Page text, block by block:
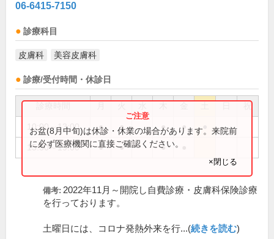
06-6415-7150
診療科目
皮膚科 美容皮膚科
診療/受付時間・休診日
祝
10:00～13:00 ● ● ● ●
15:30～19:00 ● ● ●
お盆(8月中旬)は休診・休業の場合があります。来院前
に必ず医療機関に直接ご確認ください。
×閉じる
備考: 2022年11月～開院し自費診療・皮膚科保険診療
を行っております。
土曜日には、コロナ発熱外来を行...(続きを読む)